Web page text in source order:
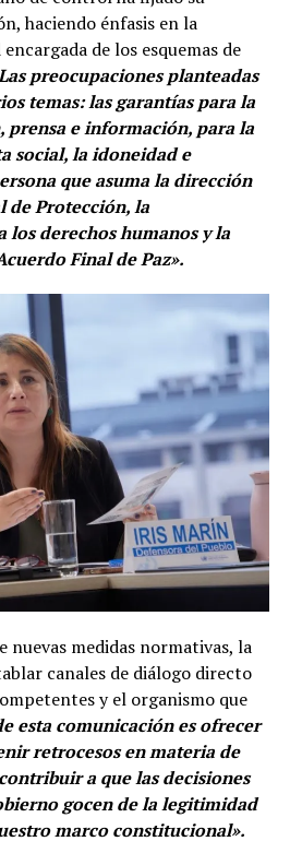
haciendo énfasis en la
de los esquemas de
preocupaciones planteadas
temas: las garantías para la
prensa e información, para la
social, la idoneidad e
que asuma la dirección
de Protección, la
derechos humanos y la
Final de Paz».
nuevas medidas normativas, la
canales de diálogo directo
y el organismo que
esta comunicación es ofrecer
retrocesos en materia de
a que las decisiones
gocen de la legitimidad
marco constitucional».